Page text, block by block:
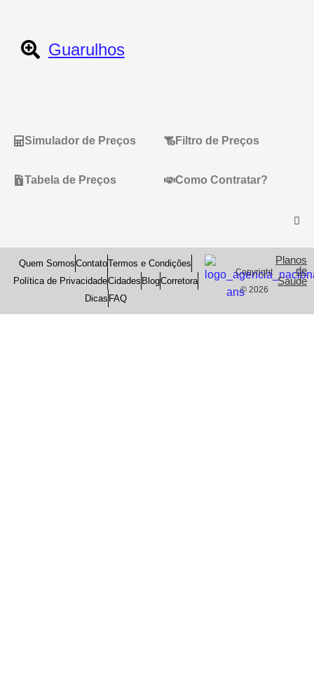
Guarulhos
Simulador de Preços Filtro de Preços
Tabela de Preços Como Contratar?
Quem SomosContatoTermos e Condições
Política de PrivacidadeCidades BlogCorretora
Dicas FAQ
Copyright
© 2026
Planos
de
Saude